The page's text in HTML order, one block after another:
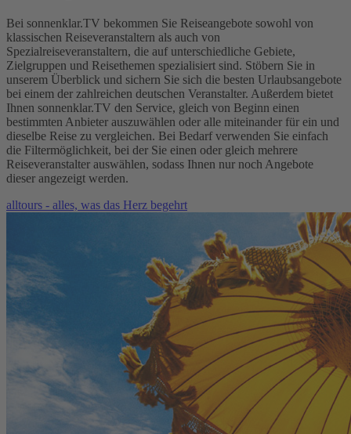
Bei sonnenklar.TV bekommen Sie Reiseangebote sowohl von
klassischen Reiseveranstaltern als auch von
Spezialreiseveranstaltern, die auf unterschiedliche Gebiete,
Zielgruppen und Reisethemen spezialisiert sind. Stöbern Sie in
unserem Überblick und sichern Sie sich die besten Urlaubsangebote
bei einem der zahlreichen deutschen Veranstalter. Außerdem bietet
Ihnen sonnenklar.TV den Service, gleich von Beginn einen
bestimmten Anbieter auszuwählen oder alle miteinander für ein und
dieselbe Reise zu vergleichen. Bei Bedarf verwenden Sie einfach
die Filtermöglichkeit, bei der Sie einen oder gleich mehrere
Reiseveranstalter auswählen, sodass Ihnen nur noch Angebote
dieser angezeigt werden.
alltours - alles, was das Herz begehrt